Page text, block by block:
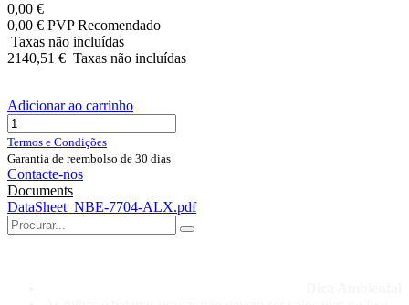
0,00 €
0,00€ PVP Recomendado
Taxas não incluídas
2140,51 € Taxas não incluídas
Adicionar ao carrinho
Termos e Condições
Garantia de reembolso de 30 dias
Contacte-nos
Documents
DataSheet_NBE-7704-ALX.pdf